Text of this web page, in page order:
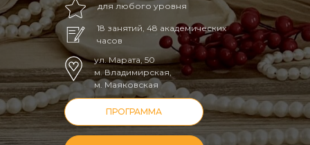
ПРОГРАММА
ул. Марата, 50
м. Владимирская,
м. Маяковская
18 занятий, 48 академических
часов
для любого уровня